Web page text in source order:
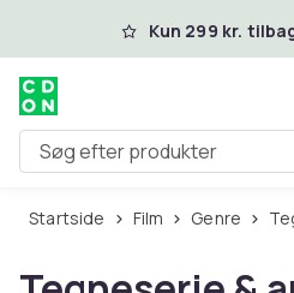
Spring til hovedindhold
Kun 299 kr.
Søg efter produkter
Startside Film Genre